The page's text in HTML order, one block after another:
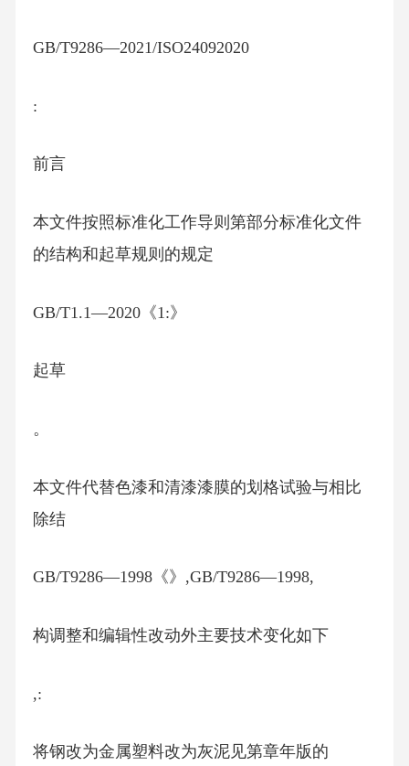
GB/T9286—2021/ISO24092020
:
前言
本文件按照标准化工作导则第部分标准化文件
的结构和起草规则的规定
GB/T1.1—2020《1:》
起草
。
本文件代替色漆和清漆漆膜的划格试验与相比
除结
GB/T9286—1998《》,GB/T9286—1998,
构调整和编辑性改动外主要技术变化如下
,:
将钢改为金属塑料改为灰泥见第章年版的